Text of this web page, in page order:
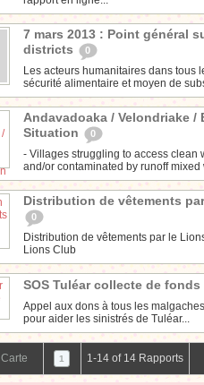
7 mars 2013 : Point général
districts
0
Les acteurs humanitaires dans tous
sécurité alimentaire et moyen de
Andavadoaka / Velondriake /
Situation
0
- Villages struggling to access clean
and/or contaminated by runoff mixed
Distribution de vêtements
0
Distribution de vêtements par le
Lions Club
SOS Tuléar collecte de fonds
Appel aux dons à tous les
pour aider les sinistrés de Tuléar...
Carte 1 1-14 of 14 Rapports